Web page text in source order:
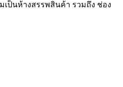
เป็นห้างสรรพสินค้า รวมถึง ช่อง